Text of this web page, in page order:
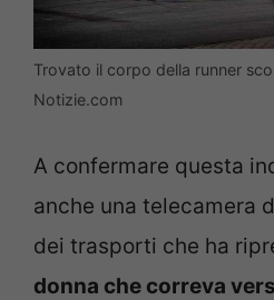
Trovato il corpo della runner
Notizie.com
A confermare questa
anche una telecamera
dei trasporti che ha
donna che correva